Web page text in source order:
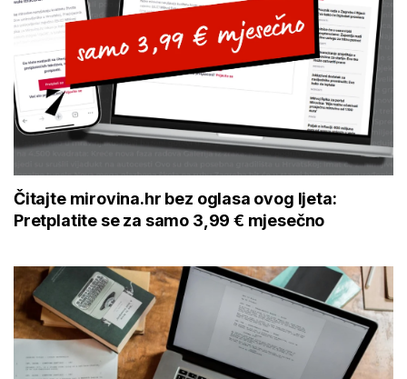
Čitajte mirovina.hr bez oglasa ovog ljeta:
Pretplatite se za samo 3,99 € mjesečno